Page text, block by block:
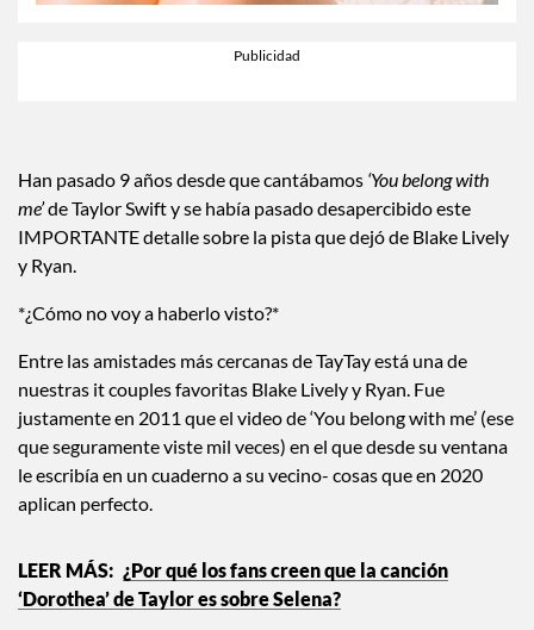
Han pasado 9 años desde que cantábamos‘You belong with
me’de Taylor Swift y se había pasado desapercibido este
IMPORTANTE detalle sobre la pista que dejó de Blake Lively
Entre las amistades más cercanas de TayTay está una de
nuestras it couples favoritas Blake Lively y Ryan. Fue
justamente en 2011 que el video de ‘You belong with me’ (ese
que seguramente viste mil veces) en el que desde su ventana
le escribía en un cuaderno a su vecino- cosas que en 2020
¿Por qué los fans creen que la canción